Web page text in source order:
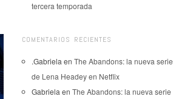
tercera temporada
COMENTARIOS RECIENTES
.Gabriela en The Abandons: la nueva serie
de Lena Headey en Netflix
Gabriela en The Abandons: la nueva serie